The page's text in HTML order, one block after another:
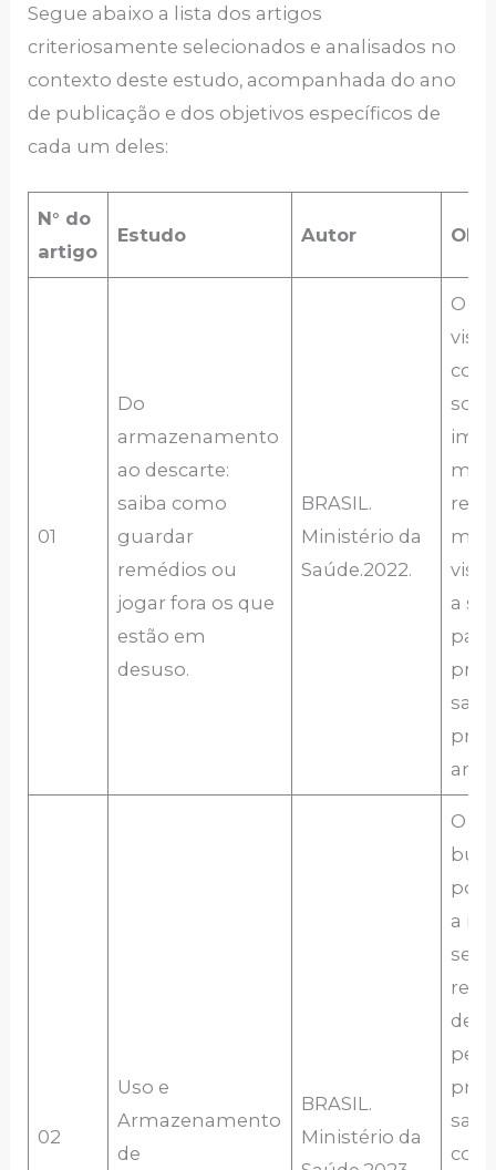
Segue abaixo a lista dos artigos
criteriosamente selecionados e analisados no
contexto deste estudo, acompanhada do ano
de publicação e dos objetivos específicos de
cada um deles:
N° do
artigo
Estudo Autor
01
Do
armazenamento
ao descarte:
saiba como
guardar
remédios ou
jogar fora os que
estão em
desuso.
BRASIL.
Ministério da
Saúde.2022.
O
visa
a
02
Uso e
Armazenamento
de
BRASIL.
Ministério da
O
a
de